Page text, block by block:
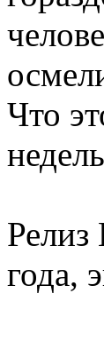
Что
Релиз
года,